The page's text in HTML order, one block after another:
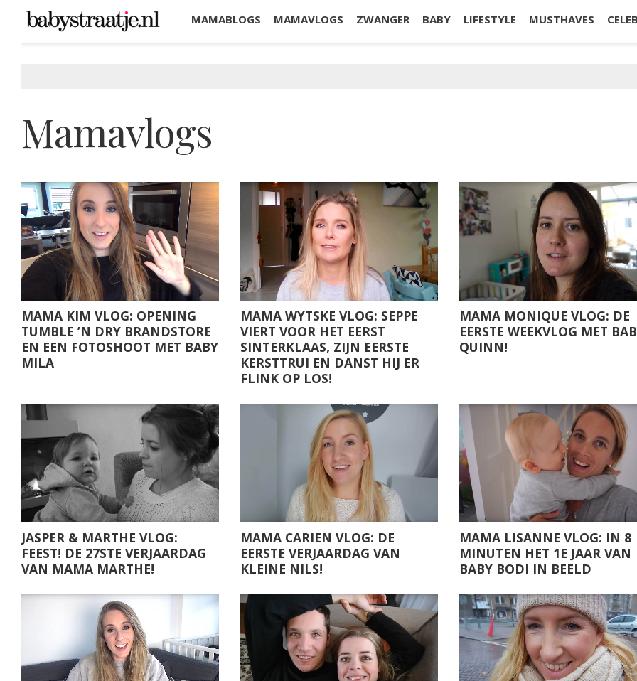
MAMABLOGS MAMAVLOGS ZWANGER BABY LIFESTYLE MUSTHAVES
Mamavlogs
MAMA KIM VLOG: OPENING
TUMBLE ’N DRY BRANDSTORE
EN EEN FOTOSHOOT MET BABY
MILA
MAMA WYTSKE VLOG: SEPPE
VIERT VOOR HET EERST
SINTERKLAAS, ZIJN EERSTE
KERSTTRUI EN DANST HIJ ER
FLINK OP LOS!
MAMA MONIQUE VLOG: DE
EERSTE WEEKVLOG MET
QUINN!
JASPER & MARTHE VLOG:
FEEST! DE 27STE VERJAARDAG
VAN MAMA MARTHE!
MAMA CARIEN VLOG: DE
EERSTE VERJAARDAG VAN
KLEINE NILS!
MAMA LISANNE VLOG: IN 8
MINUTEN HET 1E JAAR VAN
BABY BODI IN BEELD